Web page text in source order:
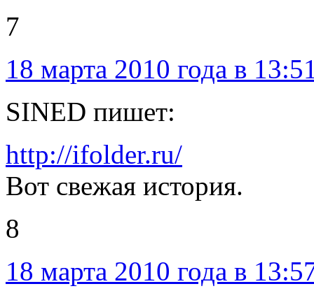
7
18 марта 2010 года в
SINED пишет:
http://ifolder.ru/
Вот свежая история.
8
18 марта 2010 года в